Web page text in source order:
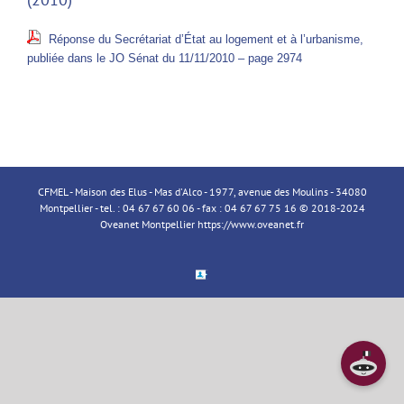
Réponse du Secrétariat d’État au logement et à l’urbanisme,
publiée dans le JO Sénat du 11/11/2010 – page 2974
CFMEL - Maison des Elus - Mas d'Alco - 1977, avenue des Moulins - 34080
Montpellier - tel. : 04 67 67 60 06 - fax : 04 67 67 75 16 © 2018-2024
Oveanet Montpellier https://www.oveanet.fr
Espace